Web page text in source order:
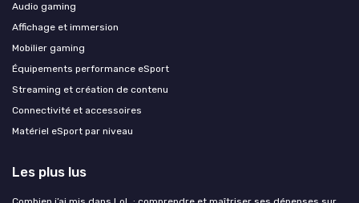
Audio gaming
Affichage et immersion
Mobilier gaming
Équipements performance eSport
Streaming et création de contenu
Connectivité et accessoires
Matériel eSport par niveau
Les plus lus